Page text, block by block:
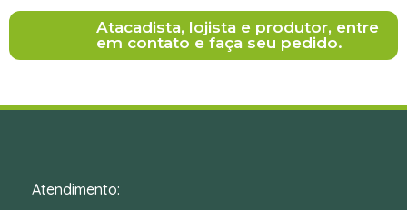
Atacadista, lojista e produtor, entre
em contato e faça seu pedido.
Atendimento: